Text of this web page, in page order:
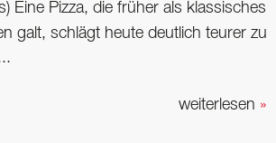
Eine Pizza, die früher als klassisches
galt, schlägt heute deutlich teurer zu
weiterlesen »